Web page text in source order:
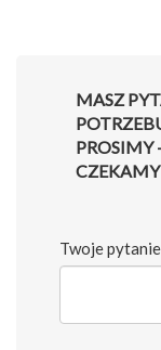
MASZ
PROSIMY
Twoje pytanie